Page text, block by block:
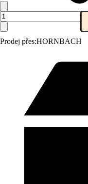
Prodej přes:HORNBACH